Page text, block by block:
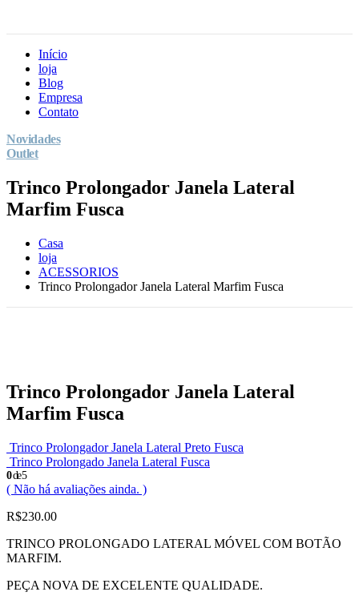
Início
loja
Blog
Empresa
Contato
Novidades
Outlet
Trinco Prolongador Janela Lateral
Marfim Fusca
Casa
loja
ACESSORIOS
Trinco Prolongador Janela Lateral Marfim Fusca
Trinco Prolongador Janela Lateral
Marfim Fusca
Trinco Prolongador Janela Lateral Preto Fusca
Trinco Prolongado Janela Lateral Fusca
0de 5
( Não há avaliações ainda. )
R$230.00
TRINCO PROLONGADO LATERAL MÓVEL COM BOTÃO
MARFIM.
PEÇA NOVA DE EXCELENTE QUALIDADE.